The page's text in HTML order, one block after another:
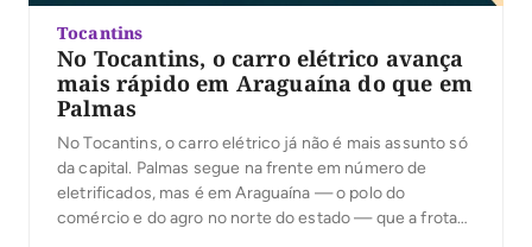
Tocantins
No Tocantins, o carro elétrico avança
mais rápido em Araguaína do que em
Palmas
No Tocantins, o carro elétrico já não é mais assunto só
da capital. Palmas segue na frente em número de
eletrificados, mas é em Araguaína — o polo do
comércio e do agro no norte do estado — que a frota